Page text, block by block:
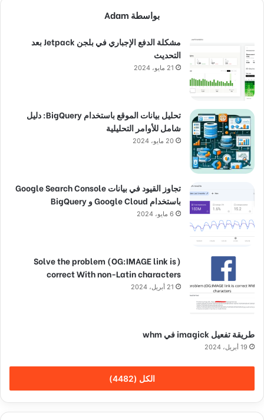
بواسطة Adam
مشكلة الدفع الإجباري في بلجن Jetpack بعد
التحديث
21 مايو، 2024
تحليل بيانات الموقع باستخدام BigQuery: دليل
شامل للأوامر التحليلية
20 مايو، 2024
تجاوز القيود في بيانات Google Search Console
باستخدام Google Cloud و BigQuery
6 مايو، 2024
(Solve the problem (OG:IMAGE link is
correct With non-Latin characters
21 أبريل، 2024
طريقة تفعيل imagick في whm
19 أبريل، 2024
الكل (4482)